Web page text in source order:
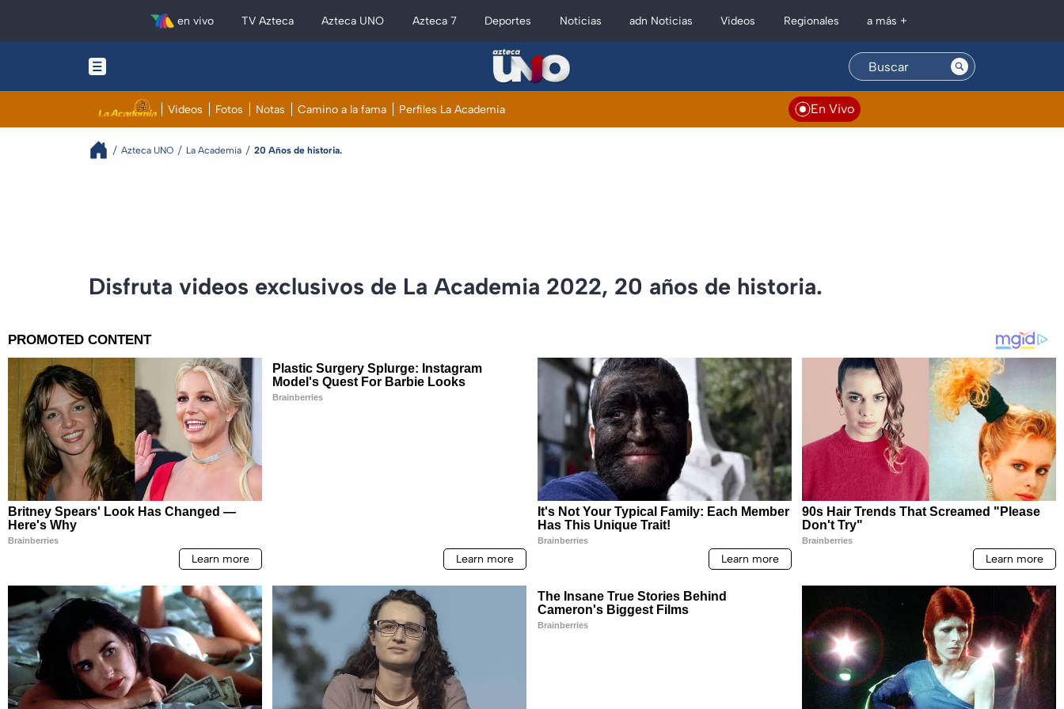
en vivo TV Azteca Azteca UNO Azteca 7 Deportes Noticias adn Noticias Videos Regionales a más +
Videos Fotos Notas Camino a la fama Perfiles La Academia En Vivo
Azteca UNO La Academia 20 Años de historia.
Disfruta videos exclusivos de La Academia 2022, 20 años de historia.